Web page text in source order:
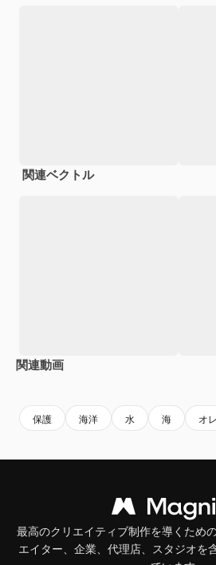
関連ベクトル
関連動画
保護 海洋 水 海 オ
最高のクリエイティブ制作を導くため
エイター、企業、代理店、スタジオを